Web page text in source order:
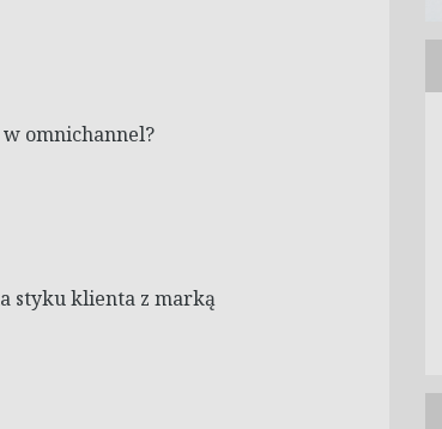
omnichannel?
styku klienta z marką